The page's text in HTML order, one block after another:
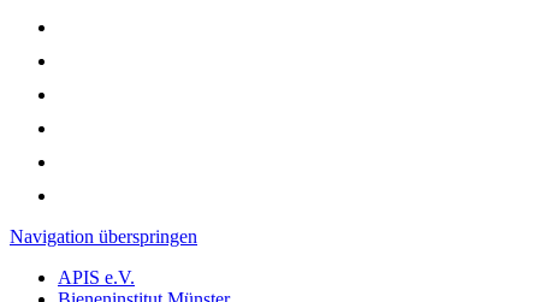
Navigation überspringen
APIS e.V.